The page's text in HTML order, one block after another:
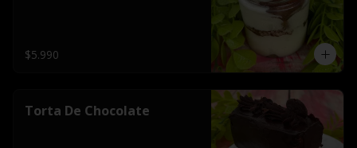
$5.990
Torta De Chocolate